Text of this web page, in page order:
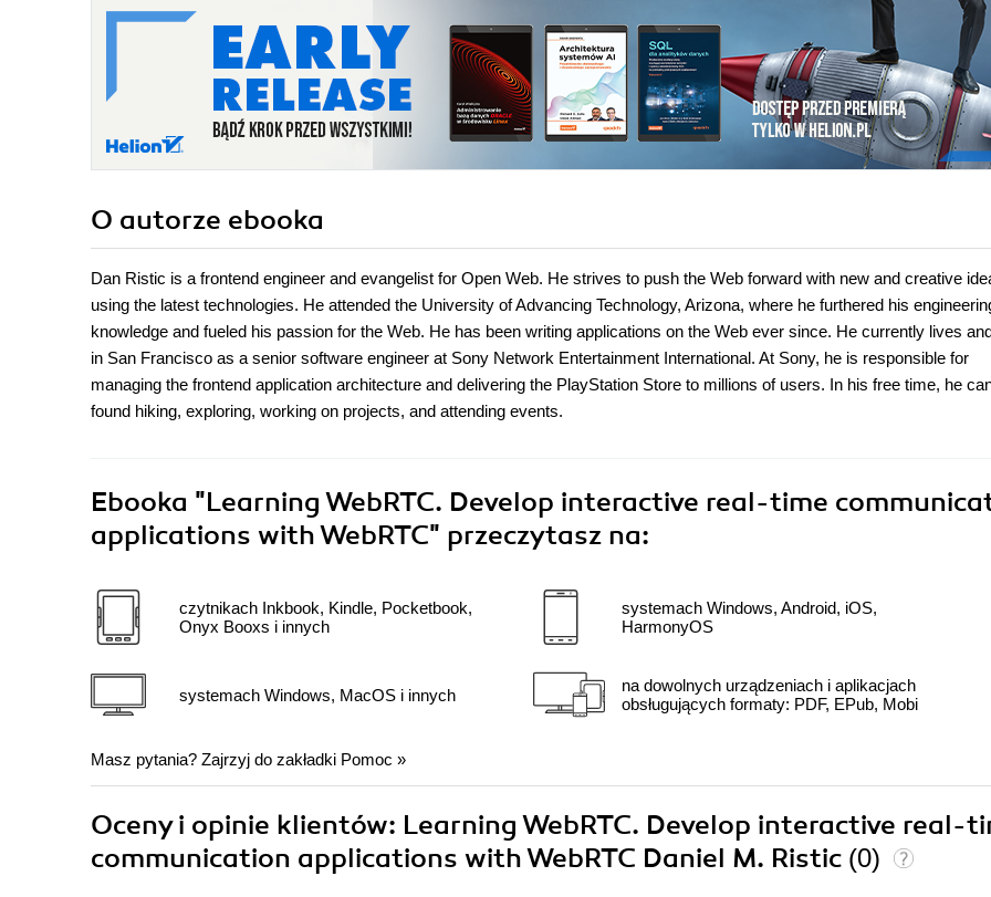
O autorze ebooka
Dan Ristic is a frontend engineer and evangelist for Open Web. He strives to push the Web forward with new and creative
using the latest technologies. He attended the University of Advancing Technology, Arizona, where he furthered his
knowledge and fueled his passion for the Web. He has been writing applications on the Web ever since. He currently lives
in San Francisco as a senior software engineer at Sony Network Entertainment International. At Sony, he is responsible for
managing the frontend application architecture and delivering the PlayStation Store to millions of users. In his free time, he
found hiking, exploring, working on projects, and attending events.
Ebooka "Learning WebRTC. Develop interactive real-time
applications with WebRTC" przeczytasz na:
czytnikach Inkbook, Kindle, Pocketbook,
Onyx Booxs i innych
systemach Windows, MacOS i innych
systemach Windows, Android, iOS,
HarmonyOS
na dowolnych urządzeniach i aplikacjach
obsługujących formaty: PDF, EPub, Mobi
Masz pytania? Zajrzyj do zakładki Pomoc »
Oceny i opinie klientów: Learning WebRTC. Develop interactive real-
communication applications with WebRTC Daniel M. Ristic (0)